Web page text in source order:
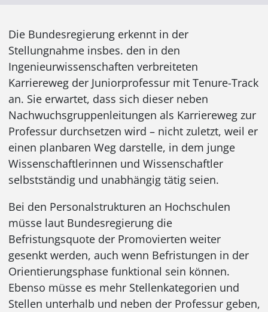
Die Bundesregierung erkennt in der
Stellungnahme insbes. den in den
Ingenieurwissenschaften verbreiteten
Karriereweg der Juniorprofessur mit Tenure-Track
an. Sie erwartet, dass sich dieser neben
Nachwuchsgruppenleitungen als Karriereweg zur
Professur durchsetzen wird – nicht zuletzt, weil er
einen planbaren Weg darstelle, in dem junge
Wissenschaftlerinnen und Wissenschaftler
selbstständig und unabhängig tätig seien.
Bei den Personalstrukturen an Hochschulen
müsse laut Bundesregierung die
Befristungsquote der Promovierten weiter
gesenkt werden, auch wenn Befristungen in der
Orientierungsphase funktional sein können.
Ebenso müsse es mehr Stellenkategorien und
Stellen unterhalb und neben der Professur geben,